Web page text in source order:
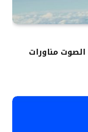
مناورات